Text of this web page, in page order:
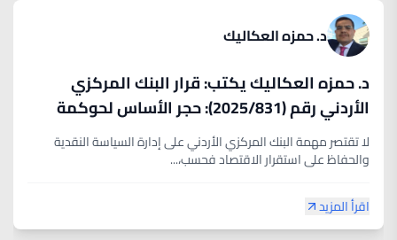
د. حمزه العكاليك
د. حمزه العكاليك يكتب: قرار البنك المركزي
الأردني رقم (2025/831): حجر الأساس لحوكمة
البيانات
لا تقتصر مهمة البنك المركزي الأردني على إدارة السياسة النقدية
والحفاظ على استقرار الاقتصاد فحسب،...
اقرأ المزيد